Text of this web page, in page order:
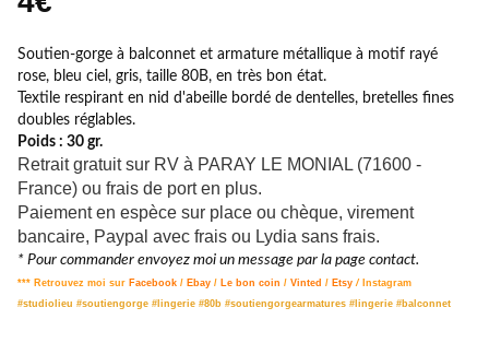
Soutien-gorge à balconnet et armature métallique à motif rayé
rose, bleu ciel, gris, taille 80B, en très bon état.
Textile respirant en nid d'abeille bordé de dentelles, bretelles fines
doubles réglables.
Poids : 30 gr.
Retrait gratuit sur RV à PARAY LE MONIAL (71600 -
France) ou frais de port en plus.
Paiement en espèce sur place ou chèque, virement
bancaire, Paypal avec frais ou Lydia sans frais.
* Pour commander envoyez moi un message par la page contact.
*** Retrouvez moi sur Facebook / Ebay / Le bon coin / Vinted / Etsy / Instagram
#studiolieu #soutiengorge #lingerie #80b #soutiengorgearmatures #lingerie #balconnet